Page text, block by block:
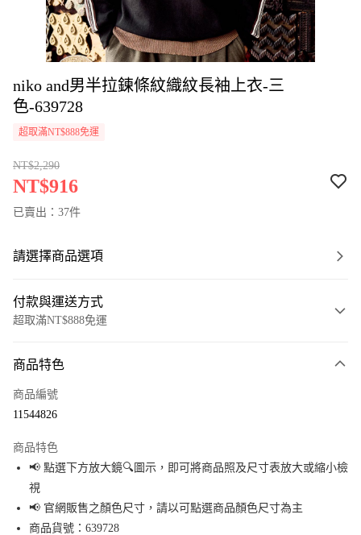
niko and男半拉鍊條紋織紋長袖上衣-三
色-639728
超取滿NT$888免運
NT$2,290
NT$916
已賣出：37件
請選擇商品選項
付款與運送方式
超取滿NT$888免運
信用卡一次付款
Apple Pay
街口支付
悠遊付
商品特色
商品編號
11544826
商品特色
📢 點選下方放大鏡🔍圖示，即可將商品照及尺寸表放大或縮小檢
視
📢 官網販售之顏色尺寸，請以可點選商品顏色尺寸為主
商品貨號：639728